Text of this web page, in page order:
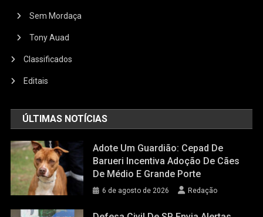
Sem Mordaça
Tony Auad
Classificados
Editais
ÚLTIMAS NOTÍCIAS
Adote Um Guardião: Cepad De
Barueri Incentiva Adoção De Cães
De Médio E Grande Porte
6 de agosto de 2026 Redação